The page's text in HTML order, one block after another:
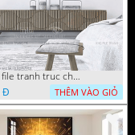
file tranh truc chi phat giao cay bo de 06062023
Đ
THÊM VÀO GIỎ